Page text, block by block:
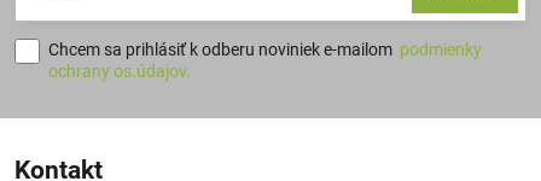
Chcem sa prihlásiť k odberu noviniek e-mailom podmienky
ochrany os.údajov.
Kontakt